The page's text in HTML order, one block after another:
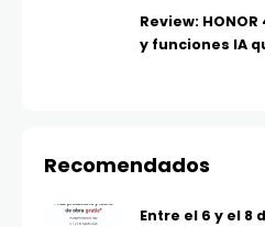
Review:
y funciones IA
Recomendados
Entre el 6 y el 8